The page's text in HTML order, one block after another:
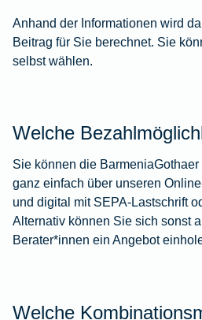
Anhand der Informationen wird
Beitrag für Sie berechnet. Sie
selbst wählen.
Welche
Sie können die
ganz einfach über unseren
und digital mit SEPA-Lastschrift
Alternativ können Sie sich sonst
Berater*innen ein Angebot
Welche